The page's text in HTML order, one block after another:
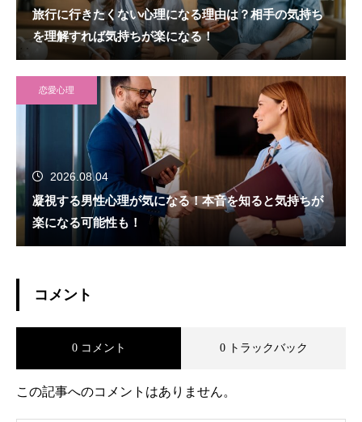
旅行に行きたくない心理になる理由は？相手の気持ち
を理解すれば気持ちが楽になる！
恋愛心理
2026.08.04
凝視する男性心理が気になる！本音を知ると気持ちが
楽になる可能性も！
コメント
0 コメント 0 トラックバック
この記事へのコメントはありません。